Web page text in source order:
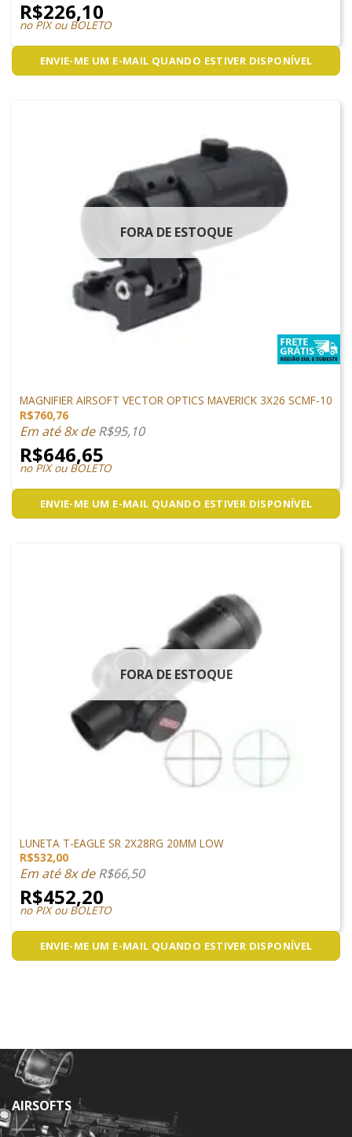
R$226,10
no PIX ou BOLETO
ENVIE-ME UM E-MAIL QUANDO ESTIVER DISPONÍVEL
FORA DE ESTOQUE
MAGNIFIER AIRSOFT VECTOR OPTICS MAVERICK 3X26 SCMF-10
R$760,76
Em até 8x deR$95,10
R$646,65
no PIX ou BOLETO
ENVIE-ME UM E-MAIL QUANDO ESTIVER DISPONÍVEL
FORA DE ESTOQUE
LUNETA T-EAGLE SR 2X28RG 20MM LOW
R$532,00
Em até 8x deR$66,50
R$452,20
no PIX ou BOLETO
ENVIE-ME UM E-MAIL QUANDO ESTIVER DISPONÍVEL
AIRSOFTS